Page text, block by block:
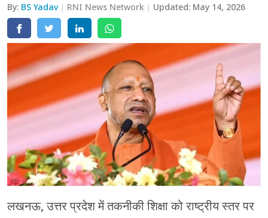
By: BS Yadav RNI News Network Updated: May 14, 2026
लखनऊ, उत्तर प्रदेश में तकनीकी शिक्षा को राष्ट्रीय स्तर पर
मेरठ
मुरादाबाद
गोरखपुर